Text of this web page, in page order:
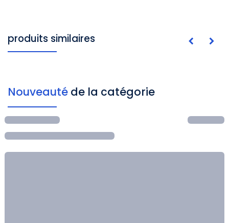
produits similaires
Nouveauté de la catégorie